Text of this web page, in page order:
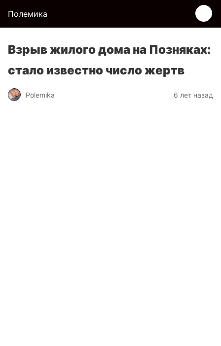
Полемика
Взрыв жилого дома на Позняках:
стало известно число жертв
Polemika 6 лет назад